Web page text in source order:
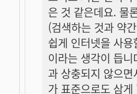
은 것 같은데요. 물
(검색하는 것과 약
쉽게 인터넷을 사
이라는 생각이 듭
과 상충되지 않으
가 표준으로도 삼